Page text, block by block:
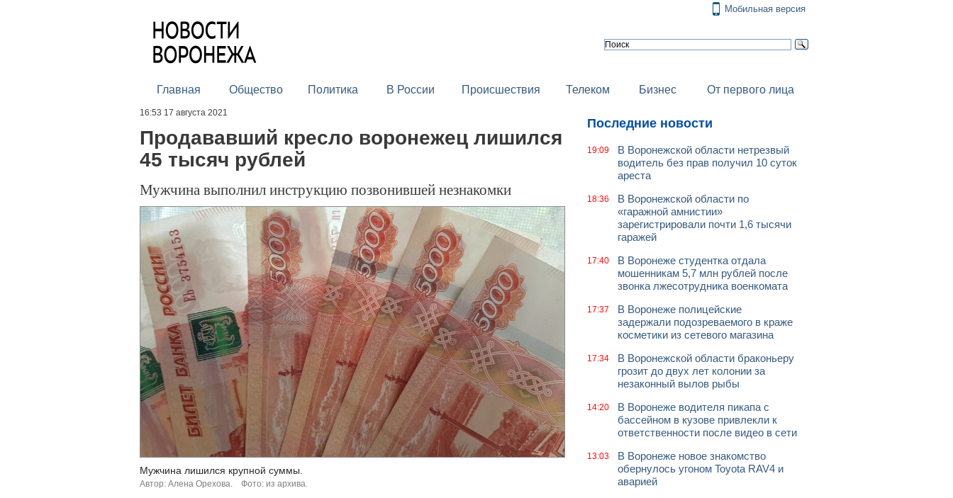
Мобильная версия
Главная Общество Политика В России Происшествия Телеком Бизнес От первого лица
16:53 17 августа 2021
Продававший кресло воронежец лишился
45 тысяч рублей
Мужчина выполнил инструкцию позвонившей незнакомки
Мужчина лишился крупной суммы.
Автор: Алена Орехова. Фото: из архива.
Последние новости
19:09
В Воронежской области нетрезвый
водитель без прав получил 10 суток
ареста
18:36
В Воронежской области по
«гаражной амнистии»
зарегистрировали почти 1,6 тысячи
гаражей
17:40
В Воронеже студентка отдала
мошенникам 5,7 млн рублей после
звонка лжесотрудника военкомата
17:37
В Воронеже полицейские
задержали подозреваемого в краже
косметики из сетевого магазина
17:34
В Воронежской области браконьеру
грозит до двух лет колонии за
незаконный вылов рыбы
14:20
В Воронеже водителя пикапа с
бассейном в кузове привлекли к
ответственности после видео в сети
13:03
В Воронеже новое знакомство
обернулось угоном Toyota RAV4 и
аварией